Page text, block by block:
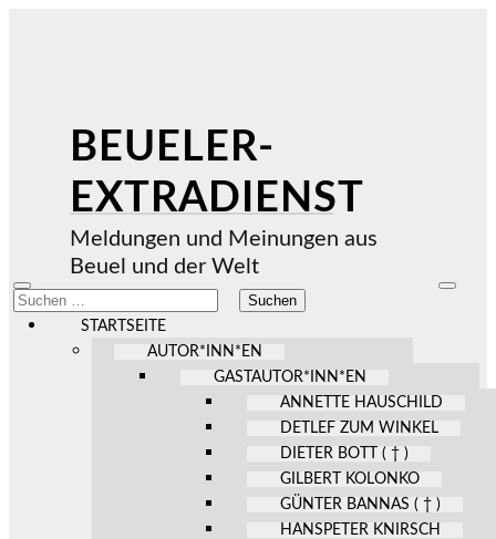
BEUELER-
EXTRADIENST
Meldungen und Meinungen aus
Beuel und der Welt
Mobile-
Menü
ein-/ausblenden
Suchen
nach:
STARTSEITE
AUTOR*INN*EN
GASTAUTOR*INN*EN
ANNETTE HAUSCHILD
DETLEF ZUM WINKEL
DIETER BOTT ( † )
GILBERT KOLONKO
GÜNTER BANNAS ( † )
HANSPETER KNIRSCH